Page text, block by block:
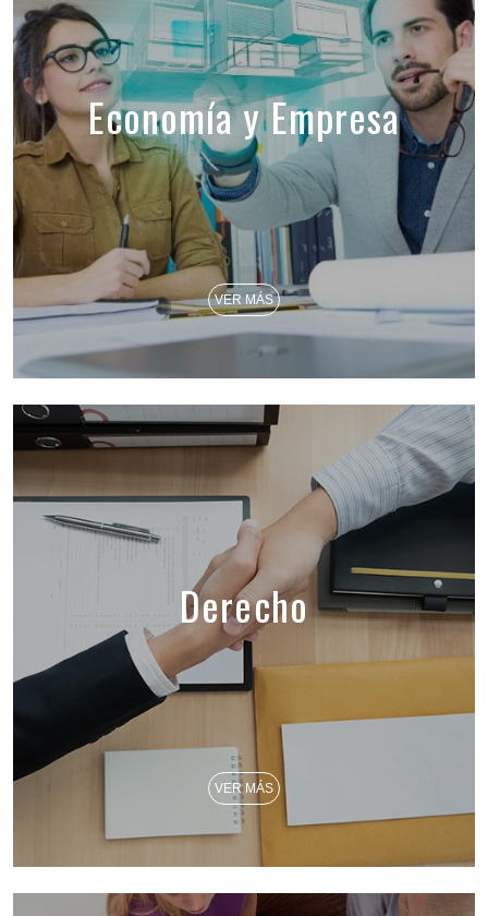
Economía y Empresa
VER MÁS
Derecho
VER MÁS